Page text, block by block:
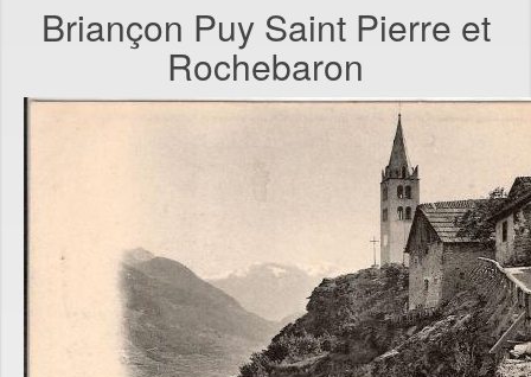
Briançon Puy Saint Pierre et
Rochebaron